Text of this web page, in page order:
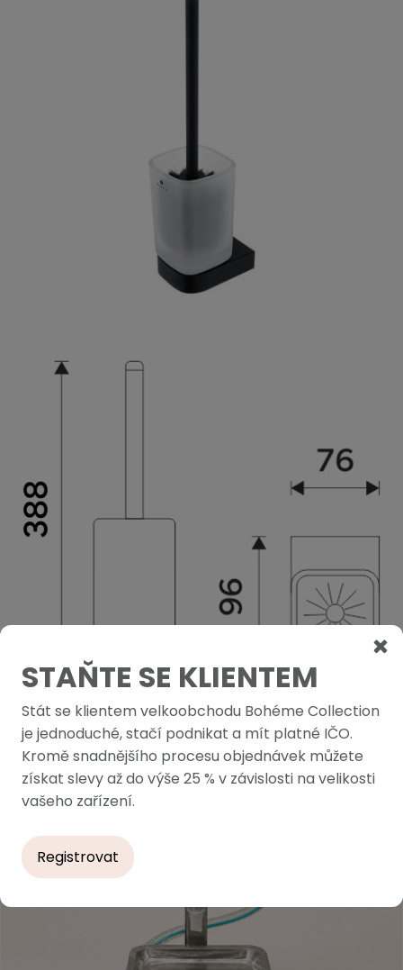
PODOBNÉ PRODUKTY
STAŇTE SE KLIENTEM
Stát se klientem velkoobchodu Bohéme Collection
je jednoduché, stačí podnikat a mít platné IČO.
Kromě snadnějšího procesu objednávek můžete
získat slevy až do výše 25 % v závislosti na velikosti
vašeho zařízení.
Registrovat